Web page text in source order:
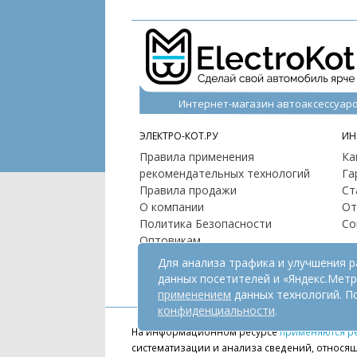
Интернет-магазин
ЭЛЕКТРО-КОТ.РУ
Правила применения
рекомендательных технологий
Правила продажи
О компании
Политика Безопасности
Оптовикам
Контакты
Карта сайта
На информационном ресурсеприменяются
систематизации и анализа сведений,
Для анализа трафика и улучшения
данных посетителей и
применением данных технологий.
конфиденциальности.